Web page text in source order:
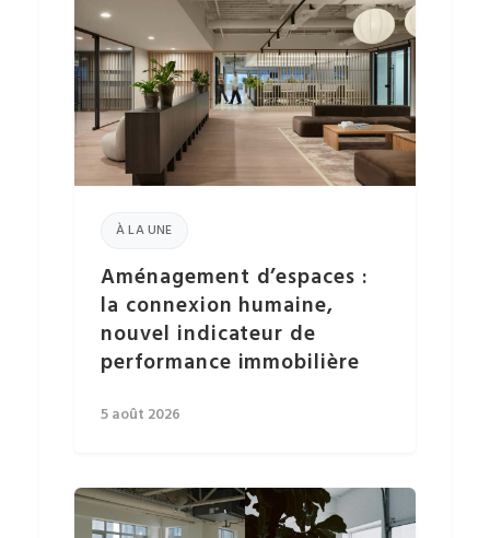
À LA UNE
Aménagement d’espaces :
la connexion humaine,
nouvel indicateur de
performance immobilière
5 août 2026